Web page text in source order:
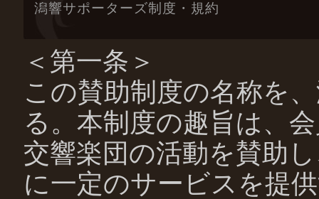
潟響サポーターズ制度・規約
＜第一条＞
この賛助制度の名称を
る。本制度の趣旨は、
交響楽団の活動を賛助
に一定のサービスを提